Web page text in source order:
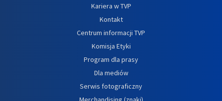
Kariera w TVP
Kontakt
Centrum informacji TVP
Komisja Etyki
Program dla prasy
Dla mediów
Serwis fotograficzny